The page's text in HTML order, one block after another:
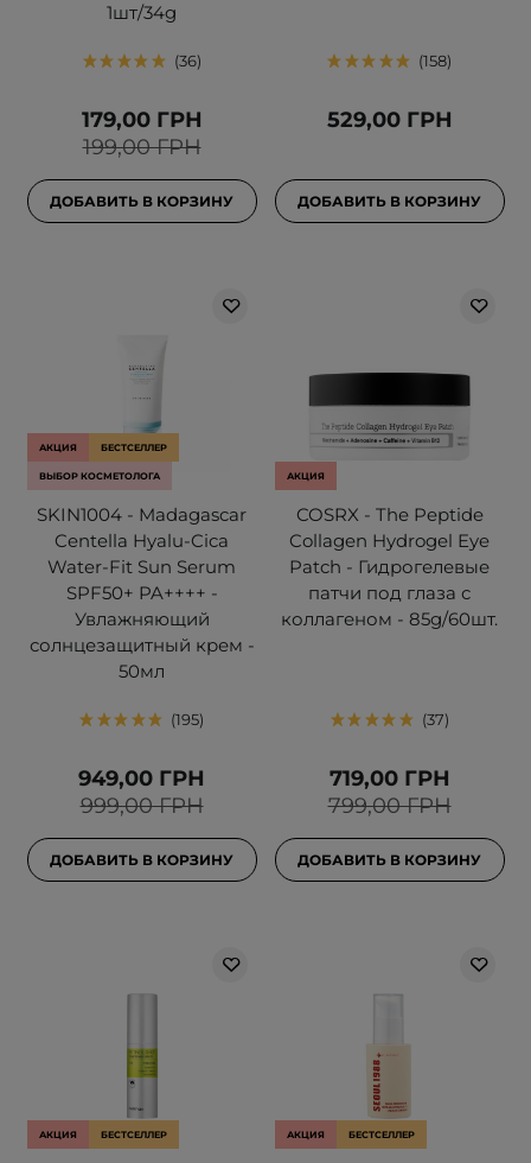
1шт/34g
36
199,00 ГРН
179,00 ГРН
ДОБАВИТЬ В КОРЗИНУ
158
529,00 ГРН
ДОБАВИТЬ В КОРЗИНУ
АКЦИЯ БЕСТСЕЛЛЕР
ВЫБОР КОСМЕТОЛОГА
SKIN1004 - Madagascar
Centella Hyalu-Cica
Water-Fit Sun Serum
SPF50+ PA++++ -
Увлажняющий
солнцезащитный крем -
50мл
195
999,00 ГРН
949,00 ГРН
ДОБАВИТЬ В КОРЗИНУ
АКЦИЯ
COSRX - The Peptide
Collagen Hydrogel Eye
Patch - Гидрогелевые
патчи под глаза с
коллагеном - 85g/60шт.
37
799,00 ГРН
719,00 ГРН
ДОБАВИТЬ В КОРЗИНУ
АКЦИЯ БЕСТСЕЛЛЕР АКЦИЯ БЕСТСЕЛЛЕР